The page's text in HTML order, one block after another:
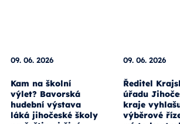
09. 06. 2026
Kam na školní
výlet? Bavorská
hudební výstava
láká jihočeské školy
09. 06. 2026
Ředitel
úřadu
kraje
výběrové